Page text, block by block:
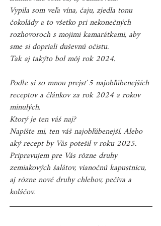
Vypila som veľa vína, čaju, zjedla tonu
čokolády a to všetko pri nekonečných
rozhovoroch s mojimi kamarátkami, aby
sme si dopriali duševnú očistu.
Tak aj takýto bol môj rok 2024.
Poďte si so mnou prejsť 5 najobľúbenejších
receptov a článkov za rok 2024 a rokov
minulých.
Ktorý je ten váš naj?
Napíšte mi, ten váš najobľúbenejší. Alebo
aký recept by Vás potešil v roku 2025.
Pripravujem pre Vás rôzne druhy
zemiakových šalátov, vianočnú kapustnicu,
aj rôzne nové druhy chlebov, pečiva a
koláčov.